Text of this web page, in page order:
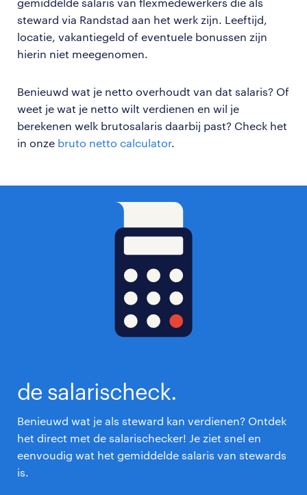
steward via Randstad aan het werk zijn. Leeftijd,
locatie, vakantiegeld of eventuele bonussen zijn
hierin niet meegenomen.
Benieuwd wat je netto overhoudt van dat salaris? Of
weet je wat je netto wilt verdienen en wil je
berekenen welk brutosalaris daarbij past? Check het
in onze bruto netto calculator.
de salarischeck.
Benieuwd wat je als steward kan verdienen? Ontdek
het direct met de salarischecker! Je ziet snel en
eenvoudig wat het gemiddelde salaris van stewards
is.